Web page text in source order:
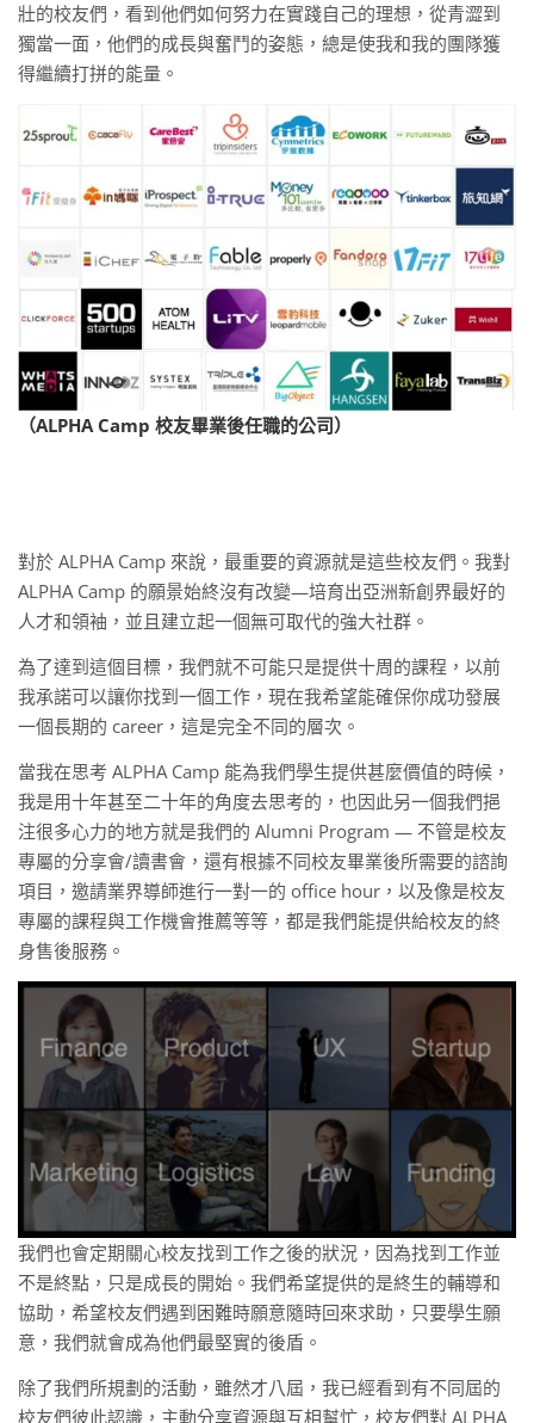
壯的校友們，看到他們如何努力在實踐自己的理想，從青澀到
獨當一面，他們的成長與奮鬥的姿態，總是使我和我的團隊獲
得繼續打拼的能量。
（ALPHA Camp 校友畢業後任職的公司）
對於 ALPHA Camp 來說，最重要的資源就是這些校友們。我對
ALPHA Camp 的願景始終沒有改變—培育出亞洲新創界最好的
人才和領袖，並且建立起一個無可取代的強大社群。
為了達到這個目標，我們就不可能只是提供十周的課程，以前
我承諾可以讓你找到一個工作，現在我希望能確保你成功發展
一個長期的 career，這是完全不同的層次。
當我在思考 ALPHA Camp 能為我們學生提供甚麼價值的時候，
我是用十年甚至二十年的角度去思考的，也因此另一個我們挹
注很多心力的地方就是我們的 Alumni Program — 不管是校友
專屬的分享會/讀書會，還有根據不同校友畢業後所需要的諮詢
項目，邀請業界導師進行一對一的 office hour，以及像是校友
專屬的課程與工作機會推薦等等，都是我們能提供給校友的終
身售後服務。
我們也會定期關心校友找到工作之後的狀況，因為找到工作並
不是終點，只是成長的開始。我們希望提供的是終生的輔導和
協助，希望校友們遇到困難時願意隨時回來求助，只要學生願
意，我們就會成為他們最堅實的後盾。
除了我們所規劃的活動，雖然才八屆，我已經看到有不同屆的
校友們彼此認識，主動分享資源與互相幫忙，校友們對 ALPHA